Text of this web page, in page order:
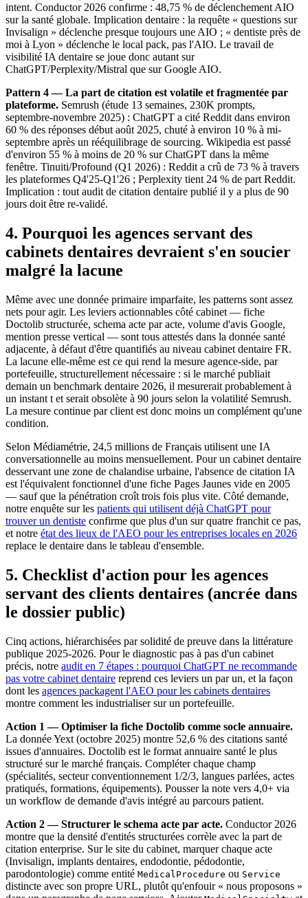
intent. Conductor 2026 confirme : 48,75 % de déclenchement AIO
sur la santé globale. Implication dentaire : la requête « questions sur
Invisalign » déclenche presque toujours une AIO ; « dentiste près de
moi à Lyon » déclenche le local pack, pas l'AIO. Le travail de
visibilité IA dentaire se joue donc autant sur
ChatGPT/Perplexity/Mistral que sur Google AIO.
Pattern 4 — La part de citation est volatile et fragmentée par
plateforme. Semrush (étude 13 semaines, 230K prompts,
septembre-novembre 2025) : ChatGPT a cité Reddit dans environ
60 % des réponses début août 2025, chuté à environ 10 % à mi-
septembre après un rééquilibrage de sourcing. Wikipedia est passé
d'environ 55 % à moins de 20 % sur ChatGPT dans la même
fenêtre. Tinuiti/Profound (Q1 2026) : Reddit a crû de 73 % à travers
les plateformes Q4'25-Q1'26 ; Perplexity tient 24 % de part Reddit.
Implication : tout audit de citation dentaire publié il y a plus de 90
jours doit être re-validé.
4. Pourquoi les agences servant des
cabinets dentaires devraient s'en soucier
malgré la lacune
Même avec une donnée primaire imparfaite, les patterns sont assez
nets pour agir. Les leviers actionnables côté cabinet — fiche
Doctolib structurée, schema acte par acte, volume d'avis Google,
mention presse vertical — sont tous attestés dans la donnée santé
adjacente, à défaut d'être quantifiés au niveau cabinet dentaire FR.
La lacune elle-même est ce qui rend la mesure agence-side, par
portefeuille, structurellement nécessaire : si le marché publiait
demain un benchmark dentaire 2026, il mesurerait probablement à
un instant t et serait obsolète à 90 jours selon la volatilité Semrush.
La mesure continue par client est donc moins un complément qu'une
condition.
Selon Médiamétrie, 24,5 millions de Français utilisent une IA
conversationnelle au moins mensuellement. Pour un cabinet dentaire
desservant une zone de chalandise urbaine, l'absence de citation IA
est l'équivalent fonctionnel d'une fiche Pages Jaunes vide en 2005
— sauf que la pénétration croît trois fois plus vite. Côté demande,
notre enquête sur les patients qui utilisent déjà ChatGPT pour
trouver un dentiste confirme que plus d'un sur quatre franchit ce pas,
et notre état des lieux de l'AEO pour les entreprises locales en 2026
replace le dentaire dans le tableau d'ensemble.
5. Checklist d'action pour les agences
servant des clients dentaires (ancrée dans
le dossier public)
Cinq actions, hiérarchisées par solidité de preuve dans la littérature
publique 2025-2026. Pour le diagnostic pas à pas d'un cabinet
précis, notre audit en 7 étapes : pourquoi ChatGPT ne recommande
pas votre cabinet dentaire reprend ces leviers un par un, et la façon
dont les agences packagent l'AEO pour les cabinets dentaires
montre comment les industrialiser sur un portefeuille.
Action 1 — Optimiser la fiche Doctolib comme socle annuaire.
La donnée Yext (octobre 2025) montre 52,6 % des citations santé
issues d'annuaires. Doctolib est le format annuaire santé le plus
structuré sur le marché français. Compléter chaque champ
(spécialités, secteur conventionnement 1/2/3, langues parlées, actes
pratiqués, formations, équipements). Pousser la note vers 4,0+ via
un workflow de demande d'avis intégré au parcours patient.
Action 2 — Structurer le schema acte par acte. Conductor 2026
montre que la densité d'entités structurées corrèle avec la part de
citation enterprise. Sur le site du cabinet, marquer chaque acte
(Invisalign, implants dentaires, endodontie, pédodontie,
parodontologie) comme entité MedicalProcedure ou Service
distincte avec son propre URL, plutôt qu'enfouir « nous proposons »